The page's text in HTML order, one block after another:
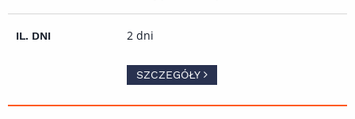
2 dni
SZCZEGÓŁY